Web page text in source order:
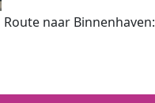
Route naar Binnenhaven: